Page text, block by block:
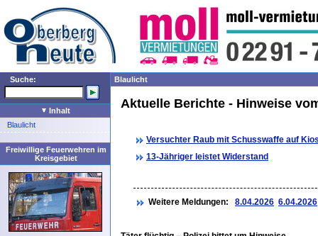
Suche:
Inhalt
Blaulicht
Freiwillige Feuerwehren im
Kreisgebiet
Blaulicht
Aktuelle Berichte - Hinweise
Versuchter Raub mit Schusswaffe auf
13-Jähriger leistet Widerstand
Weitere Meldungen: 8.04.2026 6.04.2026